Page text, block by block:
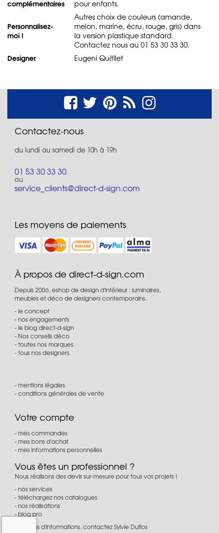
complémentaires
pour enfants.
Personnalisez-
moi !
Autres choix de couleurs (amande,
melon, marine, écru, rouge, gris) dans
la version plastique standard.
Contactez nous au 01 53 30 33 30.
Designer Eugeni Quitllet
Contactez-nous
du lundi au samedi de 10h à 19h
01 53 30 33 30
ou
service_clients@direct-d-sign.com
Les moyens de paiements
À propos de direct-d-sign.com
Depuis 2006, eshop de design d'intérieur : luminaires,
meubles et déco de designers contemporains.
le concept
nos engagements
le blog direct-d-sign
Nos conseils déco
toutes nos marques
tous nos designers
mentions légales
conditions générales de vente
Votre compte
mes commandes
mes bons d'achat
mes informations personnelles
Vous êtes un professionnel ?
Nous réalisons des devis sur-mesure pour tous vos projets !
nos services
téléchargez nos catalogues
nos réalisations
blog pro
Pour plus d'informations, contactez Sylvie Duflos